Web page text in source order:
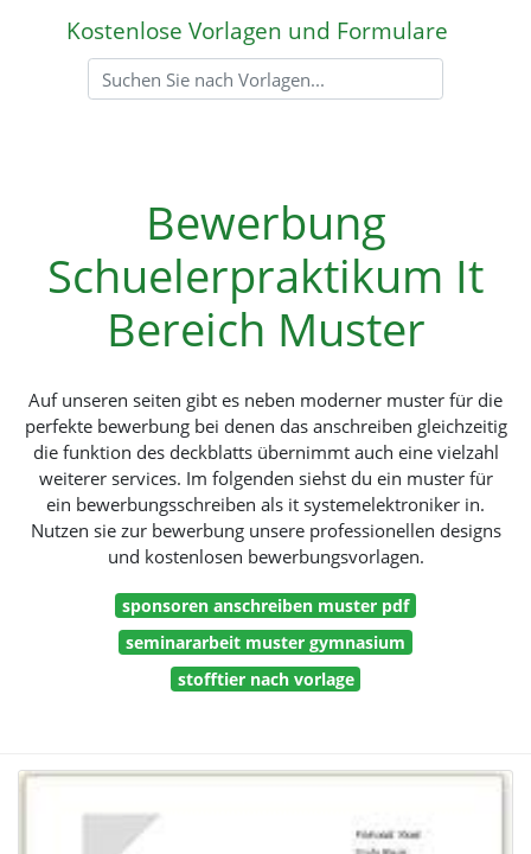
Kostenlose Vorlagen und Formulare
Bewerbung
Schuelerpraktikum It
Bereich Muster
Auf unseren seiten gibt es neben moderner muster für die
perfekte bewerbung bei denen das anschreiben gleichzeitig
die funktion des deckblatts übernimmt auch eine vielzahl
weiterer services. Im folgenden siehst du ein muster für
ein bewerbungsschreiben als it systemelektroniker in.
Nutzen sie zur bewerbung unsere professionellen designs
und kostenlosen bewerbungsvorlagen.
sponsoren anschreiben muster pdf
seminararbeit muster gymnasium
stofftier nach vorlage